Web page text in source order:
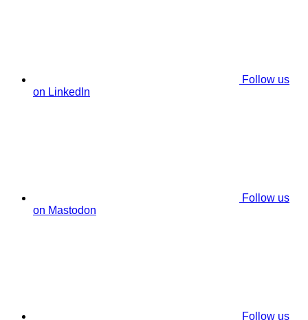
Follow us
on LinkedIn
Follow us
on Mastodon
Follow us